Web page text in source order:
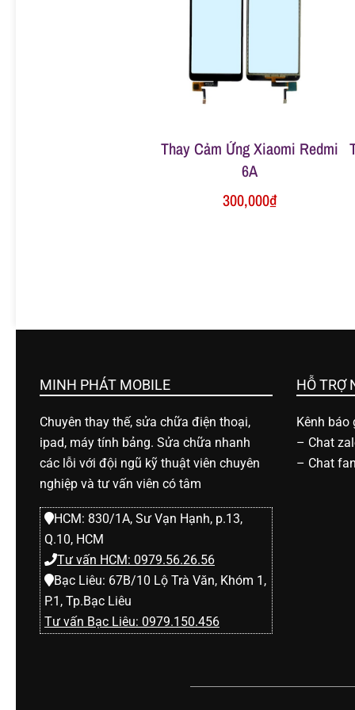
t
h
o
ạ
i
d
i
Thay Cảm Ứng Xiaomi Redmi
6A
300,000₫
MINH PHÁT MOBILE
Chuyên thay thế, sửa chữa điện thoại,
ipad, máy tính bảng. Sửa chữa nhanh
các lỗi với đội ngũ kỹ thuật viên chuyên
nghiệp và tư vấn viên có tâm
HCM: 830/1A, Sư Vạn Hạnh, p.13,
Q.10, HCM
Tư vấn HCM: 0979.56.26.56
Bạc Liêu: 67B/10 Lộ Trà Văn, Khóm 1,
P.1, Tp.Bạc Liêu
Tư vấn Bạc Liêu: 0979.150.456
HỖ TRỢ
Kênh báo
– Chat
– Chat